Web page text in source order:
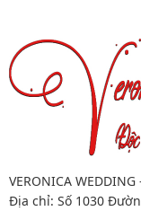
VERONICA
Địa chỉ: Số 1030